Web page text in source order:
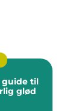
glød